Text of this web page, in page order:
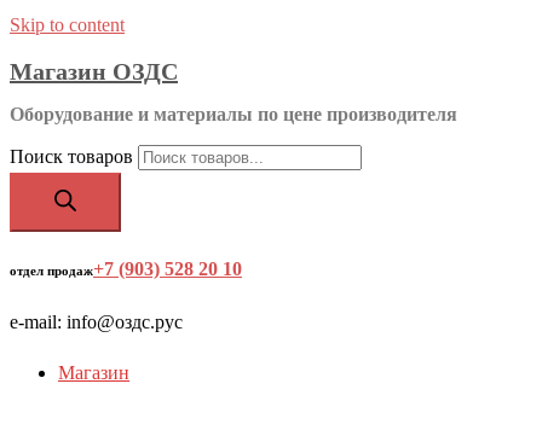
Skip to content
Магазин ОЗДС
Оборудование и материалы по цене производителя
Поиск товаров
отдел продаж+7 (903) 528 20 10
e-mail: info@оздс.рус
Магазин